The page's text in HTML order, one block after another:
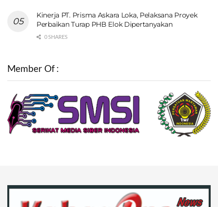
Kinerja PT. Prisma Askara Loka, Pelaksana Proyek
Perbaikan Turap PHB Elok Dipertanyakan
0 SHARES
Member Of :